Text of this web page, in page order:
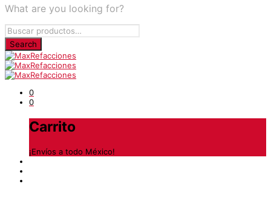
What are you looking for?
0
0
Carrito
¡Envíos a todo México!